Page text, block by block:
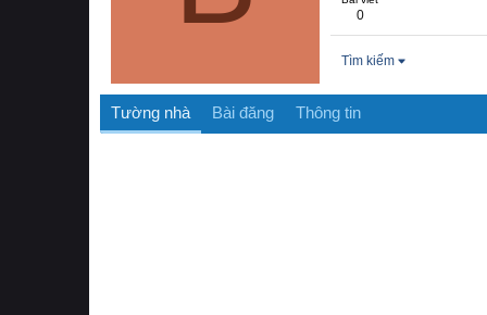
0
Tìm kiếm
Tường nhà Bài đăng Thông tin